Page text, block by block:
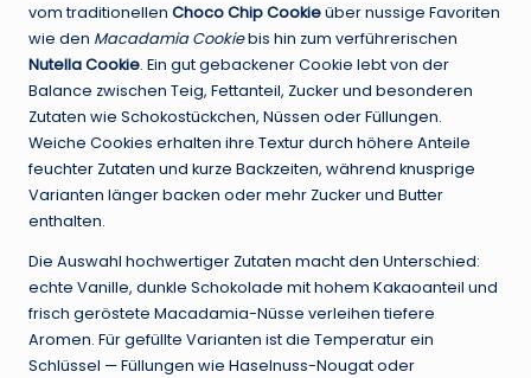
vom traditionellen Choco Chip Cookieüber nussige Favoriten
wie den Macadamia Cookiebis hin zum verführerischen
Nutella Cookie. Ein gut gebackener Cookie lebt von der
Balance zwischen Teig, Fettanteil, Zucker und besonderen
Zutaten wie Schokostückchen, Nüssen oder Füllungen.
Weiche Cookies erhalten ihre Textur durch höhere Anteile
feuchter Zutaten und kurze Backzeiten, während knusprige
Varianten länger backen oder mehr Zucker und Butter
enthalten.
Die Auswahl hochwertiger Zutaten macht den Unterschied:
echte Vanille, dunkle Schokolade mit hohem Kakaoanteil und
frisch geröstete Macadamia-Nüsse verleihen tiefere
Aromen. Für gefüllte Varianten ist die Temperatur ein
Schlüssel — Füllungen wie Haselnuss-Nougat oder